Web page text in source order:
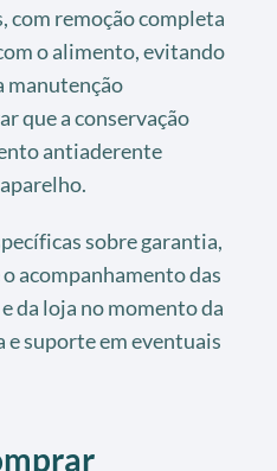
com remoção completa
o alimento, evitando
manutenção
que a conservação
antiaderente
sobre garantia,
acompanhamento das
da loja no momento da
e suporte em eventuais